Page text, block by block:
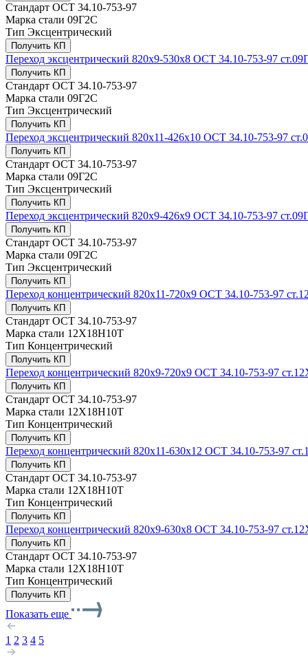
Стандарт ОСТ 34.10-753-97
Марка стали 09Г2С
Тип Эксцентрический
Получить КП
Переход эксцентрический 820x9-530x8 ОСТ 34.10-753-97
Получить КП
Стандарт ОСТ 34.10-753-97
Марка стали 09Г2С
Тип Эксцентрический
Получить КП
Переход эксцентрический 820x11-426x10 ОСТ 34.10-753-97
Получить КП
Стандарт ОСТ 34.10-753-97
Марка стали 09Г2С
Тип Эксцентрический
Получить КП
Переход эксцентрический 820x9-426x9 ОСТ 34.10-753-97
Получить КП
Стандарт ОСТ 34.10-753-97
Марка стали 09Г2С
Тип Эксцентрический
Получить КП
Переход концентрический 820х11-720x9 ОСТ 34.10-753-97
Получить КП
Стандарт ОСТ 34.10-753-97
Марка стали 12Х18Н10Т
Тип Концентрический
Получить КП
Переход концентрический 820х9-720x9 ОСТ 34.10-753-97
Получить КП
Стандарт ОСТ 34.10-753-97
Марка стали 12Х18Н10Т
Тип Концентрический
Получить КП
Переход концентрический 820х11-630x12 ОСТ 34.10-753-97
Получить КП
Стандарт ОСТ 34.10-753-97
Марка стали 12Х18Н10Т
Тип Концентрический
Получить КП
Переход концентрический 820х9-630x8 ОСТ 34.10-753-97
Получить КП
Стандарт ОСТ 34.10-753-97
Марка стали 12Х18Н10Т
Тип Концентрический
Получить КП
Показать еще
1 2 3 4 5